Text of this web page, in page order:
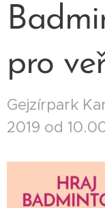
pro
Gejzírpark
2019 od